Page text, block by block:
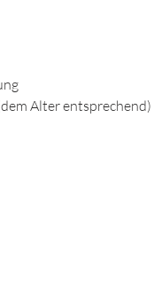
Alter entsprechend)